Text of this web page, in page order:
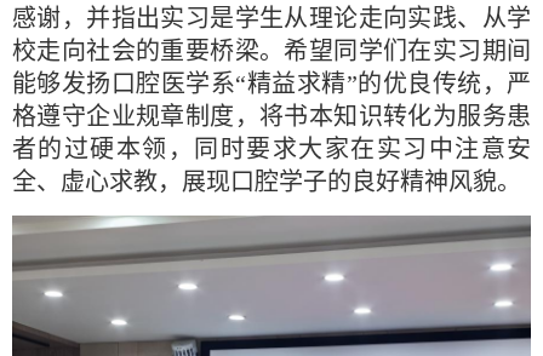
感谢，并指出实习是学生从理论走向实践、从学
校走向社会的重要桥梁。希望同学们在实习期间
能够发扬口腔医学系“精益求精”的优良传统，严
格遵守企业规章制度，将书本知识转化为服务患
者的过硬本领，同时要求大家在实习中注意安
全、虚心求教，展现口腔学子的良好精神风貌。